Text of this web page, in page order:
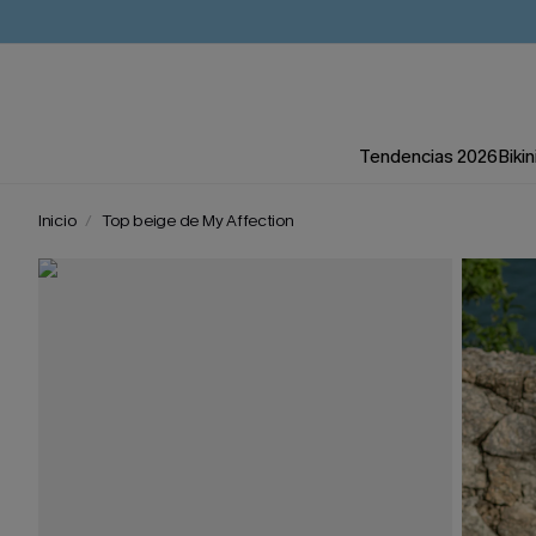
Tendencias 2026
Inicio Top beige de My Affection